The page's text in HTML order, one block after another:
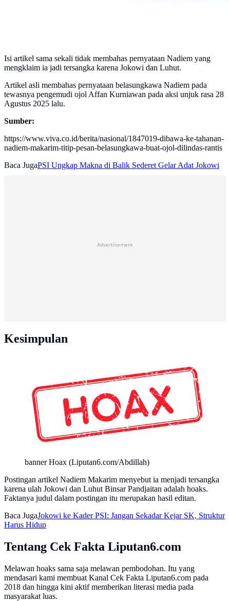
Isi artikel sama sekali tidak membahas pernyataan Nadiem yang
mengklaim ia jadi tersangka karena Jokowi dan Luhut.
Artikel asli membahas pernyataan belasungkawa Nadiem pada
tewasnya pengemudi ojol Affan Kurniawan pada aksi unjuk rasa 28
Agustus 2025 lalu.
Sumber:
https://www.viva.co.id/berita/nasional/1847019-dibawa-ke-tahanan-
nadiem-makarim-titip-pesan-belasungkawa-buat-ojol-dilindas-rantis
Baca JugaPSI Ungkap Makna di Balik Sederet Gelar Adat Jokowi
Advertisement
Kesimpulan
banner Hoax (Liputan6.com/Abdillah)
Postingan artikel Nadiem Makarim menyebut ia menjadi tersangka
karena ulah Jokowi dan Luhut Binsar Pandjaitan adalah hoaks.
Faktanya judul dalam postingan itu merupakan hasil editan.
Baca JugaJokowi ke Kader PSI: Jangan Sekadar Kejar SK, Struktur
Harus Hidup
Tentang Cek Fakta Liputan6.com
Melawan hoaks sama saja melawan pembodohan. Itu yang
mendasari kami membuat Kanal Cek Fakta Liputan6.com pada
2018 dan hingga kini aktif memberikan literasi media pada
masyarakat luas.